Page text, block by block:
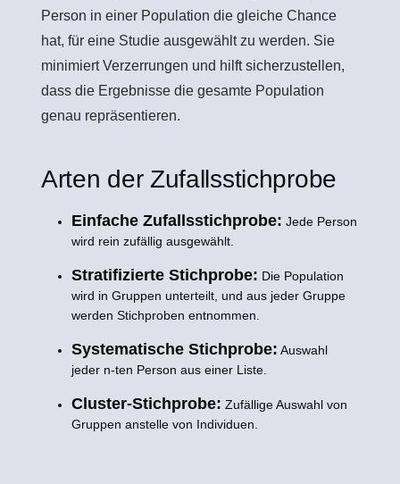
Person in einer Population die gleiche Chance
hat, für eine Studie ausgewählt zu werden. Sie
minimiert Verzerrungen und hilft sicherzustellen,
dass die Ergebnisse die gesamte Population
genau repräsentieren.
Arten der Zufallsstichprobe
Einfache Zufallsstichprobe: Jede Person
wird rein zufällig ausgewählt.
Stratifizierte Stichprobe: Die Population
wird in Gruppen unterteilt, und aus jeder Gruppe
werden Stichproben entnommen.
Systematische Stichprobe: Auswahl
jeder n-ten Person aus einer Liste.
Cluster-Stichprobe: Zufällige Auswahl von
Gruppen anstelle von Individuen.